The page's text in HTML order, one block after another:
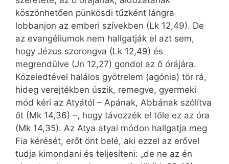
köszönhetően pünkösdi tűzként lángra
lobbanjon az emberi szívekben (Lk 12,49). De
az evangéliumok nem hallgatják el azt sem,
hogy Jézus szorongva (Lk 12,49) és
megrendülve (Jn 12,27) gondol az ő órájára.
Közeledtével halálos gyötrelem (agónia) tör rá,
hideg verejtékben úszik, remegve, gyermeki
mód kéri az Atyától – Apának, Abbának szólítva
őt (Mk 14,36) –, hogy távozzék el tőle ez az óra
(Mk 14,35). Az Atya atyai módon hallgatja meg
Fia kérését, erőt önt belé, aki ezzel az erővel
tudja kimondani és teljesíteni: „de ne az én